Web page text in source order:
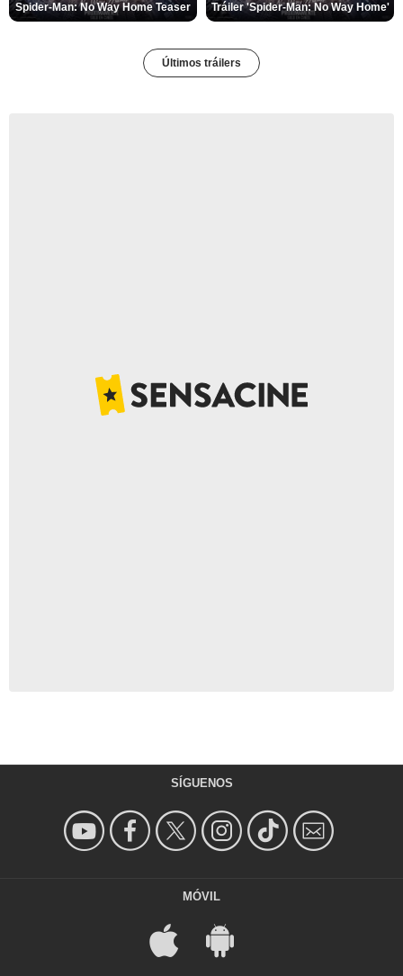
Spider-Man: No Way Home Teaser Tráiler 'Spider-Man: No Way Home'
Últimos tráilers
SÍGUENOS
MÓVIL